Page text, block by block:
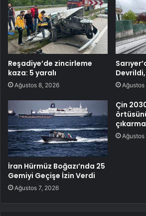
Reşadiye’de zincirleme
kaza: 5 yaralı
Ağustos 8, 2026
İran Hürmüz Boğazı’nda 25
Gemiyi Geçişe İzin Verdi
Ağustos 7, 2026
Çin
Ağustos